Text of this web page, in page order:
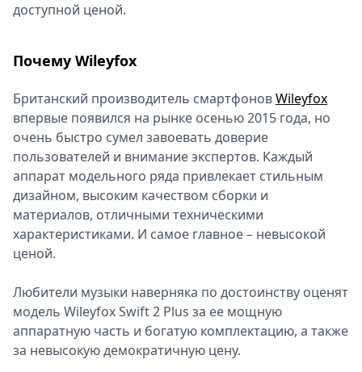
доступной ценой.
Почему Wileyfox
Британский производитель смартфоновWileyfox
впервые появился на рынке осенью 2015 года, но
очень быстро сумел завоевать доверие
пользователей и внимание экспертов. Каждый
аппарат модельного ряда привлекает стильным
дизайном, высоким качеством сборки и
материалов, отличными техническими
характеристиками. И самое главное – невысокой
ценой.
Любители музыки наверняка по достоинству оценят
модель Wileyfox Swift 2 Plus за ее мощную
аппаратную часть и богатую комплектацию, а также
за невысокую демократичную цену.